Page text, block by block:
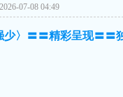
07-08 04:49
少〉〓〓精彩呈现〓